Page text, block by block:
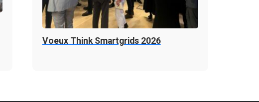
Voeux Think Smartgrids 2026